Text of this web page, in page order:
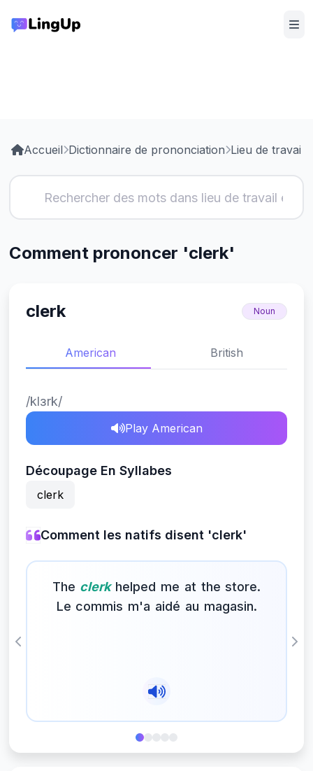
Accueil Dictionnaire de prononciation Lieu de travail
Comment prononcer 'clerk'
clerk Noun
American British
/klɜrk/
Play American
Découpage En Syllabes
clerk
Comment les natifs disent 'clerk'
The clerkhelped me at the store.
Le commis m'a aidé au magasin.
Previous